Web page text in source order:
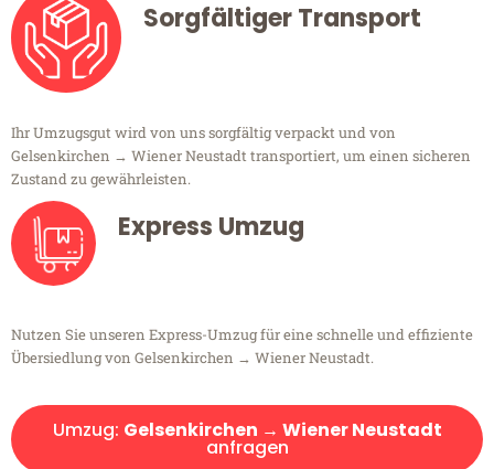
Sorgfältiger Transport
Ihr Umzugsgut wird von uns sorgfältig verpackt und von
Gelsenkirchen → Wiener Neustadt transportiert, um einen sicheren
Zustand zu gewährleisten.
Express Umzug
Nutzen Sie unseren Express-Umzug für eine schnelle und effiziente
Übersiedlung von Gelsenkirchen → Wiener Neustadt.
Umzug: Gelsenkirchen → Wiener Neustadt
anfragen